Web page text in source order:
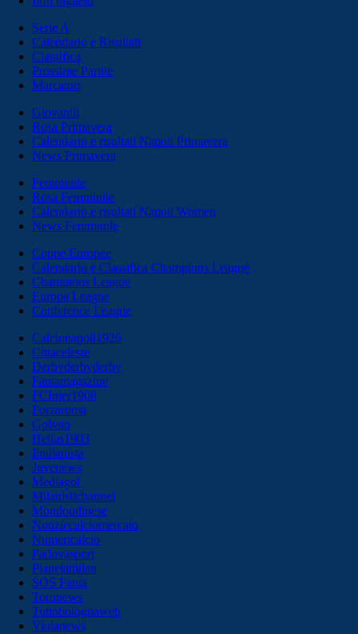
Serie A
Calendario e Risultati
Classifica
Prossime Partite
Marcatori
Giovanili
Rosa Primavera
Calendario e risultati Napoli Primavera
News Primavera
Femminile
Rosa Femminile
Calendario e risultati Napoli Women
News Femminile
Coppe Europee
Calendario e Classifica Champions League
Champions League
Europa League
Conference League
Calcionapoli1926
Cittaceleste
Derbyderbyderby
Fantamagazine
FCInter1908
Forzaroma
Golssip
Hellas1903
Ilmilanista
Juvenews
Mediagol
Milanistichannel
Mondoudinese
Notiziecalciomercato
Numericalcio
Padovasport
Pianetamilan
SOS Fanta
Toronews
Tuttobolognaweb
Violanews